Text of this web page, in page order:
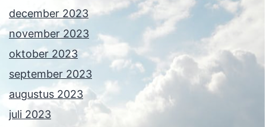
december 2023
november 2023
oktober 2023
september 2023
augustus 2023
juli 2023